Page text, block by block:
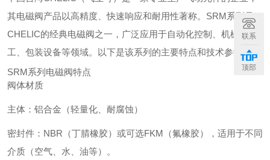
其电磁阀产品以高精度、快速响应和耐用性著称。SRM系列是
CHELIC的经典电磁阀之一，广泛应用于自动化控制、机械加
工、包装设备等领域。以下是该系列的主要特点和技术参数：
SRM系列电磁阀特点
阀体材质
主体：铝合金（轻量化、耐腐蚀）
密封件：NBR（丁腈橡胶）或可选FKM（氟橡胶），适用于不同
介质（空气、水、油等）。
联系
顶部